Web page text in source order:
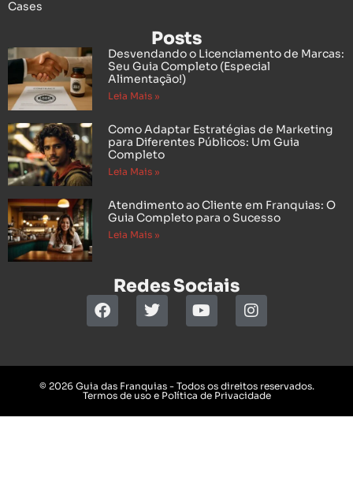
Cases
Posts
Desvendando o Licenciamento de Marcas:
Seu Guia Completo (Especial
Alimentação!)
Leia Mais »
Como Adaptar Estratégias de Marketing
para Diferentes Públicos: Um Guia
Completo
Leia Mais »
Atendimento ao Cliente em Franquias: O
Guia Completo para o Sucesso
Leia Mais »
Redes Sociais
© 2026 Guia das Franquias - Todos os direitos reservados.
Termos de uso e Política de Privacidade